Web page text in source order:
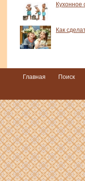
Кухонное
Как
Главная Поиск